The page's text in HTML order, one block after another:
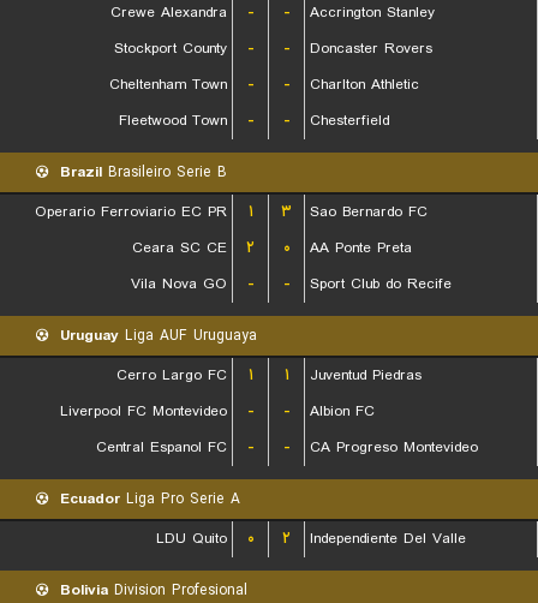
Crewe Alexandra
- -
Accrington Stanley
Stockport County
- -
Doncaster Rovers
Cheltenham Town
- -
Charlton Athletic
Fleetwood Town
- - Chesterfield
Brazil Brasileiro Serie B
Operario Ferroviario EC PR
۱ ۳
Sao Bernardo FC
Ceara SC CE
۲ ۰
AA Ponte Preta
Vila Nova GO
- - Sport Club do Recife
Uruguay Liga AUF Uruguaya
Cerro Largo FC
۱ ۱
Juventud Piedras
Liverpool FC Montevideo
- -
Albion FC
Central Espanol FC
- - CA Progreso Montevideo
Ecuador Liga Pro Serie A
LDU Quito
۰ ۲ Independiente Del Valle
Bolivia Division Profesional